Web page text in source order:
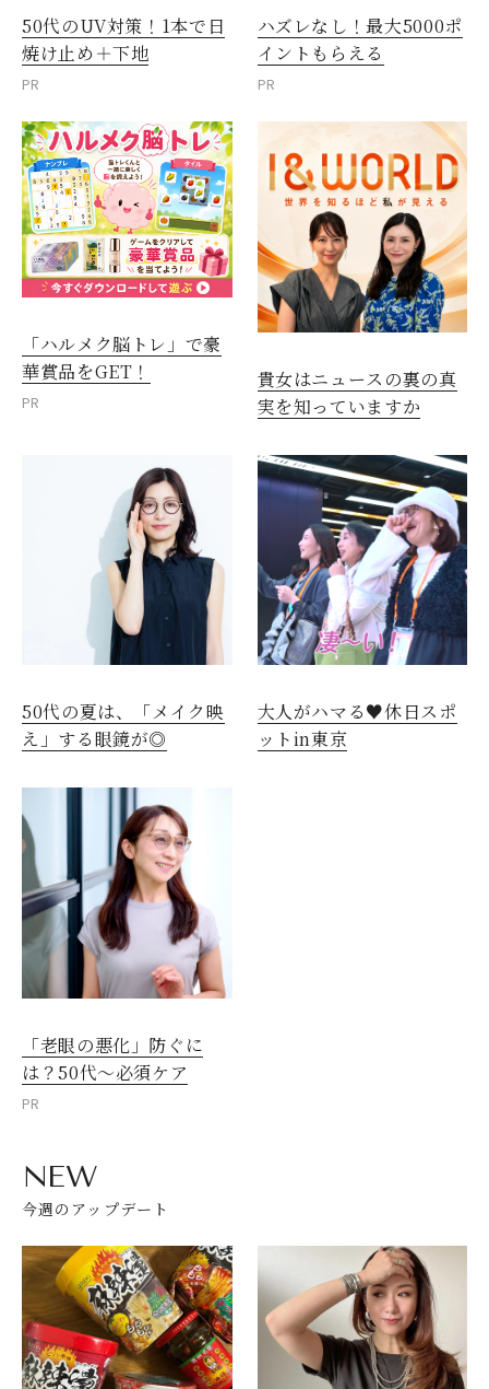
50代のUV対策！1本で日
焼け止め＋下地
PR
ハズレなし！最大5000ポ
イントもらえる
PR
「ハルメク脳トレ」で豪
華賞品をGET！
PR
貴女はニュースの裏の真
実を知っていますか
50代の夏は、「メイク映
え」する眼鏡が◎
大人がハマる♥休日スポ
ットin東京
「老眼の悪化」防ぐに
は？50代～必須ケア
PR
NEW
今週のアップデート